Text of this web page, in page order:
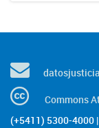
Commons
(+5411) 5300-4000